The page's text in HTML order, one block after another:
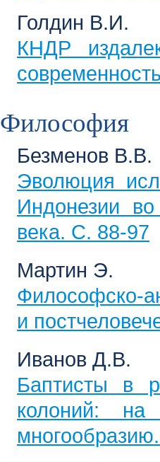
Голдин В.И.
КНДР
Философия
Безменов В.В.
Эволюция
Индонезии
века. С. 88-97
Мартин Э.
Философско-
и
Иванов Д.В.
Баптисты в
колоний: